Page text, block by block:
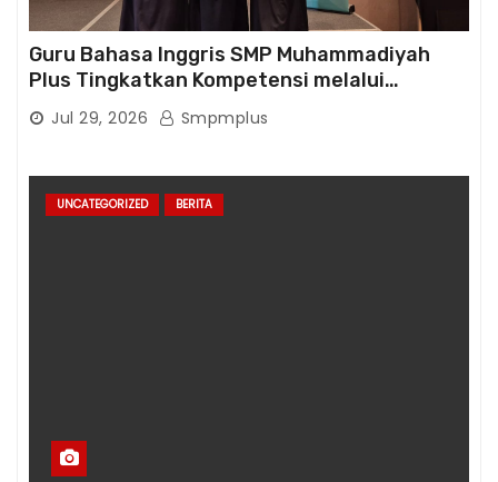
Guru Bahasa Inggris SMP Muhammadiyah
Plus Tingkatkan Kompetensi melalui
Pelatihan Cambridge Life Skills in Action
Jul 29, 2026 Smpmplus
UNCATEGORIZED BERITA